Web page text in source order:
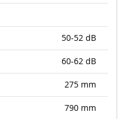
50-52 dB
60-62 dB
275 mm
790 mm